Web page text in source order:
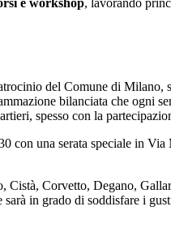
e workshop, lavorando
del Comune di Milano,
bilanciata che ogni
spesso con la
con una serata speciale in
Corvetto, Degano,
sarà in grado di soddisfare i